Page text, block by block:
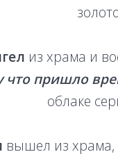
из храма и
пришло
облаке
вышел из храма,